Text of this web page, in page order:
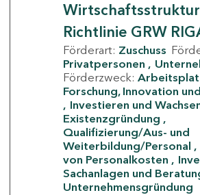
Richtlinie GRW
Förderart: Zuschuss
Privatpersonen
Förderzweck:
Forschung, Innovation
Investieren und
Existenzgründung
Qualifizierung/Aus- und
Weiterbildung/Personal
von Personalkosten
Sachanlagen und
Unternehmensgründung